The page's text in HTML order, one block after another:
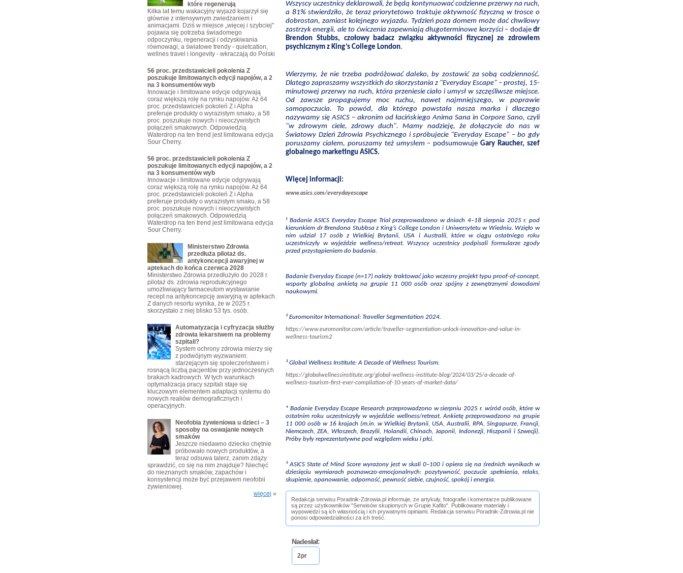
Wszyscy uczestnicy deklarowali, że będą kontynuować codzienne przerwy na ruch,
a 81% stwierdziło, że teraz priorytetowo traktuje aktywność fizyczną w trosce o
dobrostan, zamiast kolejnego wyjazdu. Tydzień poza domem może dać chwilowy
zastrzyk energii, ale to ćwiczenia zapewniają długoterminowe korzyści– dodajedr
Brendon Stubbs, czołowy badacz związku aktywności fizycznej ze zdrowiem
psychicznym z King’s College London.
Wierzymy, że nie trzeba podróżować daleko, by zostawić za sobą codzienność.
Dlatego zapraszamy wszystkich do skorzystania z "Everyday Escape" – prostej, 15-
minutowej przerwy na ruch, która przeniesie ciało i umysł w szczęśliwsze miejsce.
Od zawsze propagujemy moc ruchu, nawet najmniejszego, w poprawie
samopoczucia. To powód, dla którego powstała nasza marka i dlaczego
nazywamy się ASICS – akronim od łacińskiego Anima Sana in Corpore Sano, czyli
"w zdrowym ciele, zdrowy duch". Mamy nadzieję, że dołączycie do nas w
Światowy Dzień Zdrowia Psychicznego i spróbujecie "Everyday Escape" – bo gdy
poruszamy ciałem, poruszamy też umysłem – podsumowujeGary Raucher, szef
globalnego marketingu ASICS.
Więcej informacji:
www.asics.com/everydayescape
¹ Badanie ASICS Everyday Escape Trial przeprowadzono w dniach 4–18 sierpnia 2025 r. pod
kierunkiem dr Brendona Stubbsa z King’s College London i Uniwersytetu w Wiedniu. Wzięło w
nim udział 17 osób z Wielkiej Brytanii, USA i Australii, które w ciągu ostatniego roku
uczestniczyły w wyjeździe wellness/retreat. Wszyscy uczestnicy podpisali formularze zgody
przed przystąpieniem do badania.
Badanie Everyday Escape (n=17) należy traktować jako wczesny projekt typu proof-of-concept,
wsparty globalną ankietą na grupie 11 000 osób oraz spójny z zewnętrznymi dowodami
naukowymi.
² Euromonitor International: Traveller Segmentation 2024.
https://www.euromonitor.com/article/traveller-segmentation-unlock-innovation-and-value-in-
wellness-tourism2
³ Global Wellness Institute: A Decade of Wellness Tourism.
https://globalwellnessinstitute.org/global-wellness-institute-blog/2024/03/25/a-decade-of-
wellness-tourism-first-ever-compilation-of-10-years-of-market-data/
⁴ Badanie Everyday Escape Research przeprowadzono w sierpniu 2025 r. wśród osób, które w
ostatnim roku uczestniczyły w wyjeździe wellness/retreat. Ankietę przeprowadzono na grupie
11 000 osób w 16 krajach (m.in. w Wielkiej Brytanii, USA, Australii, RPA, Singapurze, Francji,
Niemczech, ZEA, Włoszech, Brazylii, Holandii, Chinach, Japonii, Indonezji, Hiszpanii i Szwecji).
Próby były reprezentatywne pod względem wieku i płci.
⁵ ASICS State of Mind Score wyrażony jest w skali 0–100 i opiera się na średnich wynikach w
dziesięciu wymiarach poznawczo-emocjonalnych: pozytywność, poczucie spełnienia, relaks,
skupienie, opanowanie, odporność, pewność siebie, czujność, spokój i energia.
Redakcja serwisu Poradnik-Zdrowia.pl informuje, że artykuły, fotografie i komentarze publikowane
są przez użytkowników "Serwisów skupionych w Grupie Kafito". Publikowane materiały i
wypowiedzi są ich własnością i ich prywatnymi opiniami. Redakcja serwisu Poradnik-Zdrowia.pl nie
ponosi odpowiedzialności za ich treść.
Nadesłał:
2pr
które regenerują
Kilka lat temu wakacyjny wyjazd kojarzył się
głównie z intensywnym zwiedzaniem i
animacjami. Dziś w miejsce „więcej i szybciej"
pojawia się potrzeba świadomego
odpoczynku, regeneracji i odzyskiwania
równowagi, a światowe trendy - quietcation,
wellnes travel i longevity - wkraczają do Polski
56 proc. przedstawicieli pokolenia Z
poszukuje limitowanych edycji napojów, a 2
na 3 konsumentów wyb
Innowacje i limitowane edycje odgrywają
coraz większą rolę na rynku napojów. Aż 64
proc. przedstawicieli pokoleń Z i Alpha
preferuje produkty o wyrazistym smaku, a 58
proc. poszukuje nowych i nieoczywistych
połączeń smakowych. Odpowiedzią
Waterdrop na ten trend jest limitowana edycja
Sour Cherry.
56 proc. przedstawicieli pokolenia Z
poszukuje limitowanych edycji napojów, a 2
na 3 konsumentów wyb
Innowacje i limitowane edycje odgrywają
coraz większą rolę na rynku napojów. Aż 64
proc. przedstawicieli pokoleń Z i Alpha
preferuje produkty o wyrazistym smaku, a 58
proc. poszukuje nowych i nieoczywistych
połączeń smakowych. Odpowiedzią
Waterdrop na ten trend jest limitowana edycja
Sour Cherry.
Ministerstwo Zdrowia
przedłuża pilotaż ds.
antykoncepcji awaryjnej w
aptekach do końca czerwca 2028
Ministerstwo Zdrowia przedłużyło do 2028 r.
pilotaż ds. zdrowia reprodukcyjnego
umożliwiający farmaceutom wystawianie
recept na antykoncepcję awaryjną w aptekach.
Z danych resortu wynika, że w 2025 r.
skorzystało z niej blisko 53 tys. osób.
Automatyzacja i cyfryzacja służby
zdrowia lekarstwem na problemy
szpitali?
System ochrony zdrowia mierzy się
z podwójnym wyzwaniem:
starzejącym się społeczeństwem i
rosnącą liczbą pacjentów przy jednoczesnych
brakach kadrowych. W tych warunkach
optymalizacja pracy szpitali staje się
kluczowym elementem adaptacji systemu do
nowych realiów demograficznych i
operacyjnych.
Neofobia żywieniowa u dzieci – 3
sposoby na oswajanie nowych
smaków
Jeszcze niedawno dziecko chętnie
próbowało nowych produktów, a
teraz odsuwa talerz, zanim zdąży
sprawdzić, co się na nim znajduje? Niechęć
do nieznanych smaków, zapachów i
konsystencji może być przejawem neofobii
żywieniowej.
więcej »